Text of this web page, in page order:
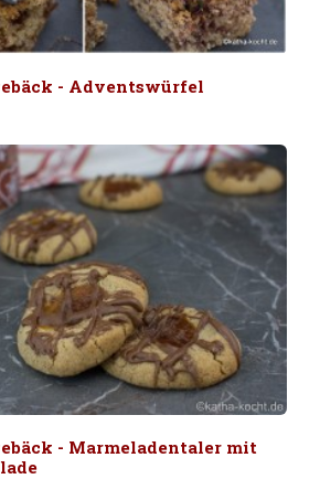
- Adventswürfel
- Marmeladentaler mit